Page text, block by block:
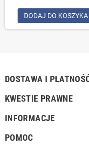
DODAJ DO KOSZYKA
DOSTAWA I
KWESTIE PRAWNE
INFORMACJE
POMOC